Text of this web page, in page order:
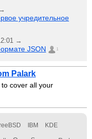
учредительное
→
JSON 1
Palark
cover all your
IBM KDE